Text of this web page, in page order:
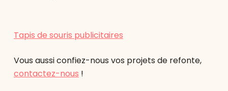
Tapis de souris publicitaires
Vous aussi confiez-nous vos projets de refonte,
contactez-nous !